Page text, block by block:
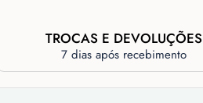
TROCAS E DEVOLUÇÕES
7 dias após recebimento